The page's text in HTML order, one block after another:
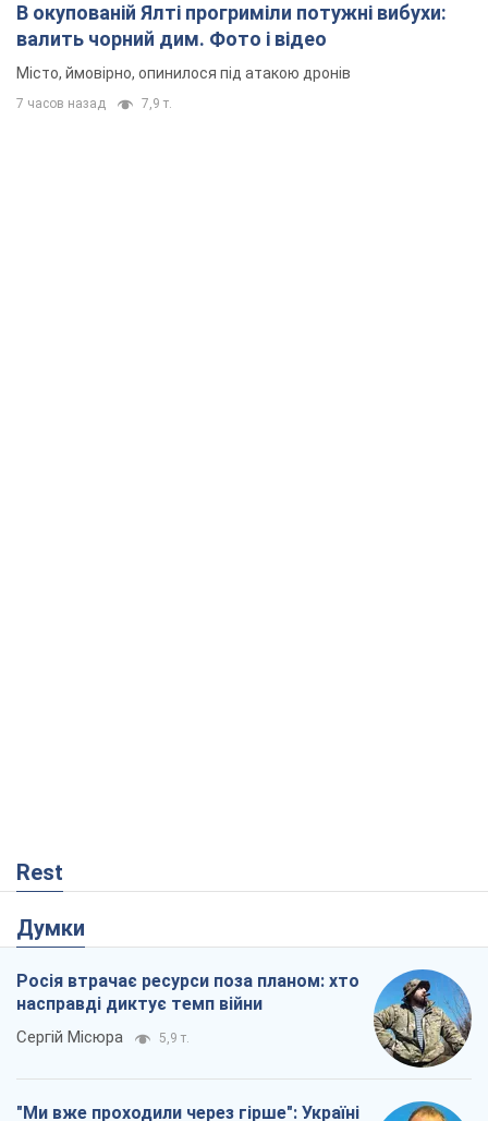
В окупованій Ялті прогриміли потужні вибухи:
валить чорний дим. Фото і відео
Місто, ймовірно, опинилося під атакою дронів
7 часов назад 7,9 т.
Rest
Думки
Росія втрачає ресурси поза планом: хто
насправді диктує темп війни
Сергій Місюра 5,9 т.
"Ми вже проходили через гірше": Україні